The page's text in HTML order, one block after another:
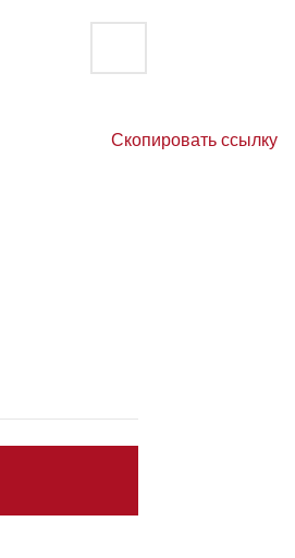
Скопировать ссылку